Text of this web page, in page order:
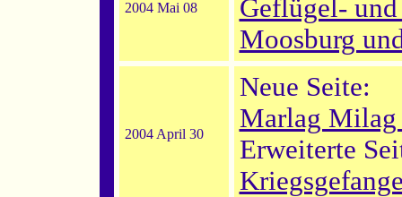
2004 Mai 08
Geflügel-
Moosburg
2004 April 30
Neue Seite:
Marlag Milag
Erweiterte